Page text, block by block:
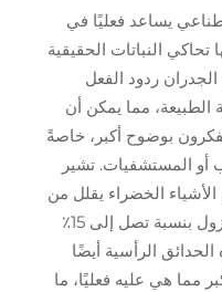
يساعد فعليًا في
تحاكي النباتات الحقيقية
ردود الفعل
الطبيعة، مما يمكن أن
بوضوح أكبر، خاصةً
أو المستشفيات. تشير
الخضراء يقلل من
هرمونات التوتر المعروفة بالكورتيزول بنسبة تصل إلى 15٪
الحدائق الرأسية أيضًا
مما هي عليه فعليًا، ما